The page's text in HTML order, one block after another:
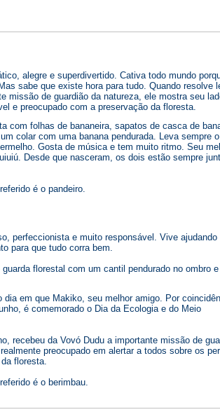
Andréa Araújo
recadinhos!
alegre e superdivertido. Cativa todo mundo
missão de guardião da natureza, ele mostra seu